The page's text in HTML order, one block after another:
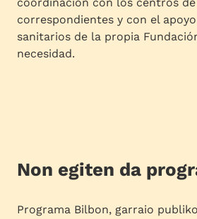
coordinación con los centros de
correspondientes y con el
sanitarios de la propia
necesidad.
Non egiten da
Programa Bilbon, garraio